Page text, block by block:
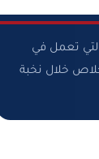
التي تعمل في
خلال نخبة